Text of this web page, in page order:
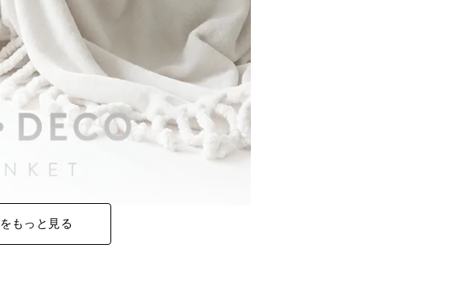
もっと見る